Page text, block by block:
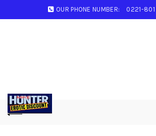
OUR PHONE NUMBER: 0221-